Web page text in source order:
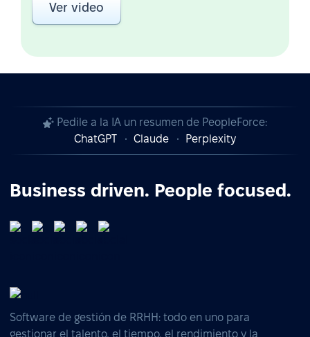
Ver video
Pedile a la IA un resumen de PeopleForce:
ChatGPT
Claude Perplexity
Business driven. People focused.
Software de gestión de RRHH: todo en uno para
gestionar el talento, el tiempo, el rendimiento y la